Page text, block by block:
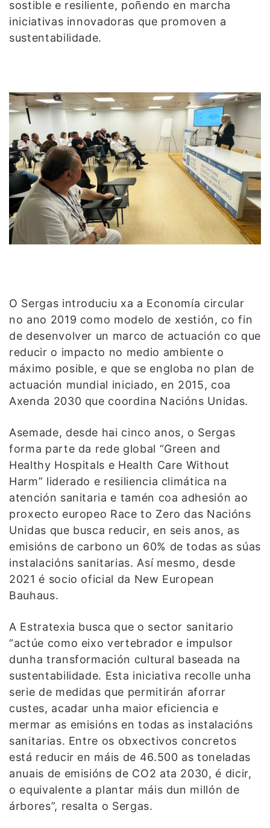
sostible e resiliente, poñendo en marcha
iniciativas innovadoras que promoven a
sustentabilidade.
O Sergas introduciu xa a Economía circular
no ano 2019 como modelo de xestión, co fin
de desenvolver un marco de actuación co que
reducir o impacto no medio ambiente o
máximo posible, e que se engloba no plan de
actuación mundial iniciado, en 2015, coa
Axenda 2030 que coordina Nacións Unidas.
Asemade, desde hai cinco anos, o Sergas
forma parte da rede global “Green and
Healthy Hospitals e Health Care Without
Harm” liderado e resiliencia climática na
atención sanitaria e tamén coa adhesión ao
proxecto europeo Race to Zero das Nacións
Unidas que busca reducir, en seis anos, as
emisións de carbono un 60% de todas as súas
instalacións sanitarias. Así mesmo, desde
2021 é socio oficial da New European
Bauhaus.
A Estratexia busca que o sector sanitario
“actúe como eixo vertebrador e impulsor
dunha transformación cultural baseada na
sustentabilidade. Esta iniciativa recolle unha
serie de medidas que permitirán aforrar
custes, acadar unha maior eficiencia e
mermar as emisións en todas as instalacións
sanitarias. Entre os obxectivos concretos
está reducir en máis de 46.500 as toneladas
anuais de emisións de CO2 ata 2030, é dicir,
o equivalente a plantar máis dun millón de
árbores”, resalta o Sergas.